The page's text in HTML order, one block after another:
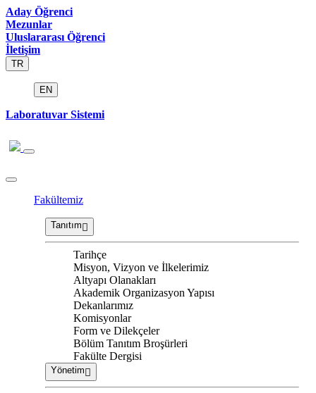
Aday Öğrenci
Mezunlar
Uluslararası Öğrenci
İletişim
TR
EN
Laboratuvar Sistemi
Fakültemiz
Tanıtım
Tarihçe
Misyon, Vizyon ve İlkelerimiz
Altyapı Olanakları
Akademik Organizasyon Yapısı
Dekanlarımız
Komisyonlar
Form ve Dilekçeler
Bölüm Tanıtım Broşürleri
Fakülte Dergisi
Yönetim